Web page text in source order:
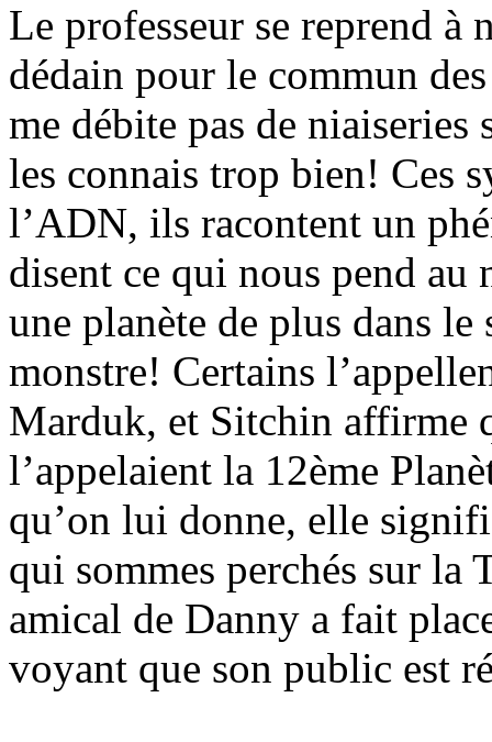
Le professeur se reprend à
dédain pour le commun
me débite pas de niaiseries
les connais trop bien! Ces
l’ADN, ils racontent un
disent ce qui nous pend au
une planète de plus dans le
monstre! Certains
Marduk, et Sitchin affirme
l’appelaient la 12ème
qu’on lui donne, elle
qui sommes perchés sur la
amical de Danny a fait
voyant que son public est